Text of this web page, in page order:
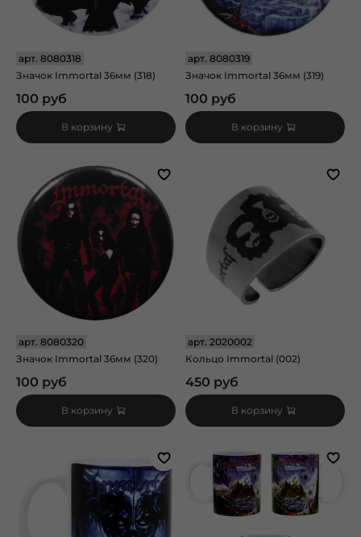
арт. 8080318
Значок Immortal 36мм (318)
100 руб
В корзину
арт.8080319
Значок Immortal 36мм (319)
100 руб
В корзину
арт. 8080320
Значок Immortal 36мм (320)
100 руб
В корзину
арт.2020002
Кольцо Immortal (002)
450 руб
В корзину